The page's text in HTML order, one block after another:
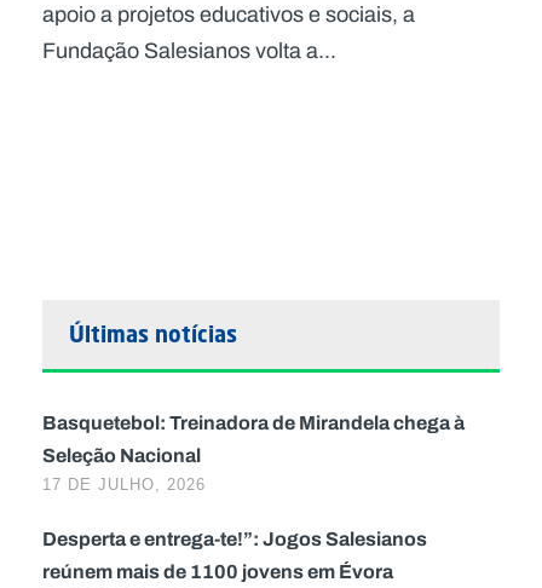
apoio a projetos educativos e sociais, a
Fundação Salesianos volta a...
Últimas notícias
Basquetebol: Treinadora de Mirandela chega à
Seleção Nacional
17 DE JULHO, 2026
Desperta e entrega-te!”: Jogos Salesianos
reúnem mais de 1100 jovens em Évora